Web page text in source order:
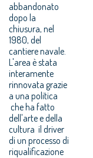
abbandonato
dopo la
chiusura, nel
1980, del
cantiere navale.
L'area è stata
interamente
rinnovata grazie
a una politica
che ha fatto
dell'arte e della
cultura il driver
di un processo di
riqualificazione